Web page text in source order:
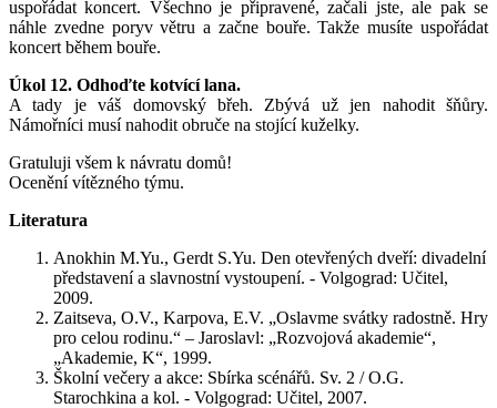
uspořádat koncert. Všechno je připravené, začali jste, ale pak se
náhle zvedne poryv větru a začne bouře. Takže musíte uspořádat
koncert během bouře.
Úkol 12. Odhoďte kotvící lana.
A tady je váš domovský břeh. Zbývá už jen nahodit šňůry.
Námořníci musí nahodit obruče na stojící kuželky.
Gratuluji všem k návratu domů!
Ocenění vítězného týmu.
Literatura
Anokhin M.Yu., Gerdt S.Yu. Den otevřených dveří: divadelní
představení a slavnostní vystoupení. - Volgograd: Učitel,
2009.
Zaitseva, O.V., Karpova, E.V. „Oslavme svátky radostně. Hry
pro celou rodinu.“ – Jaroslavl: „Rozvojová akademie“,
„Akademie, K“, 1999.
Školní večery a akce: Sbírka scénářů. Sv. 2 / O.G.
Starochkina a kol. - Volgograd: Učitel, 2007.